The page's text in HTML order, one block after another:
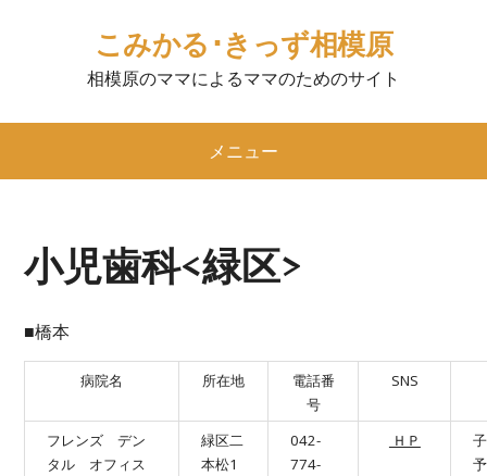
こみかる･きっず相模原
相模原のママによるママのためのサイト
メニュー
小児歯科<緑区>
■橋本
病院名 所在地
電話番
号
SNS
フレンズ デン
タル オフィス
緑区二
本松1
042-
774-
ＨＰ